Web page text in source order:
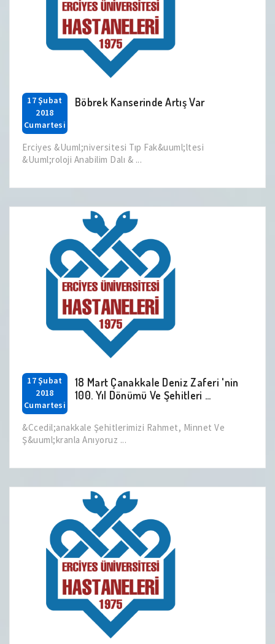
17 Şubat
2018
Cumartesi
Böbrek Kanserinde Artış Var
Erciyes &Uuml;niversitesi Tıp Fak&uuml;ltesi
&Uuml;roloji Anabilim Dalı & ...
17 Şubat
2018
Cumartesi
18 Mart Çanakkale Deniz Zaferi 'nin
100. Yıl Dönümü Ve Şehitleri ...
&Ccedil;anakkale Şehitlerimizi Rahmet, Minnet Ve
Ş&uuml;kranla Anıyoruz ...